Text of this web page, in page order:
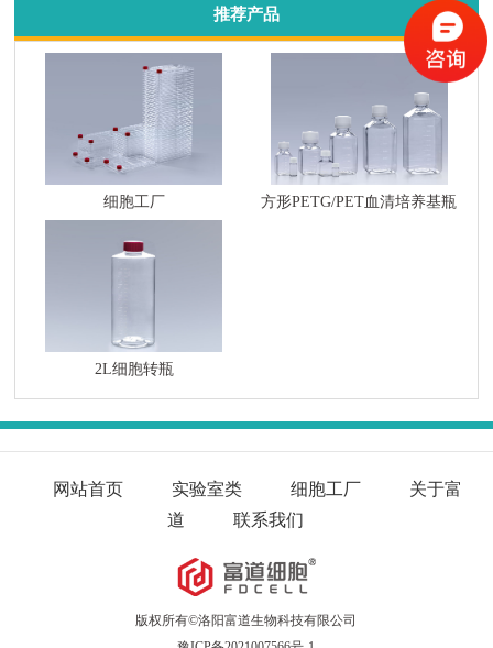
推荐产品
细胞工厂 方形PETG/PET血清培养基瓶
2L细胞转瓶
网站首页 实验室类 细胞工厂
关于富
道
联系我们
版权所有©洛阳富道生物科技有限公司